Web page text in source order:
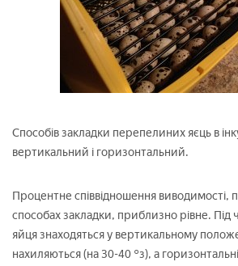
Способів закладки перепелиних яєць в
вертикальний і горизонтальний.
Процентне співвідношення виводимості,
способах закладки, приблизно рівне. Під
яйця знаходяться у вертикальному
нахиляються (на 30-40 °з), а